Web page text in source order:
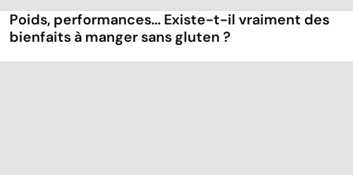
Poids, performances... Existe-t-il vraiment des
bienfaits à manger sans gluten ?